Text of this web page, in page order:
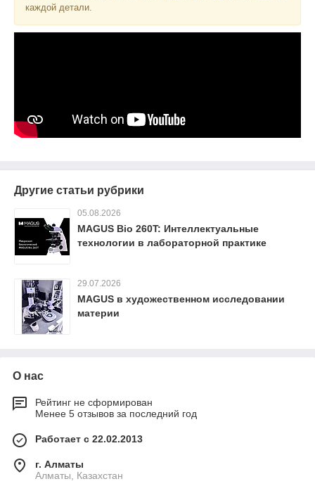
каждой детали.
Другие статьи рубрики
05.08.2026
MAGUS Bio 260T: Интеллектуальные
технологии в лабораторной практике
29.07.2026
MAGUS в художественном исследовании
материи
О нас
Рейтинг не сформирован
Менее 5 отзывов за последний год
Работает с 22.02.2013
г. Алматы
Алматы, Казахстан